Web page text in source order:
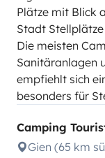
Plätze mit Blick
Stadt
Die meisten
Sanitäranlagen
empfiehlt sich
besonders für
Camping
Gien (65 km